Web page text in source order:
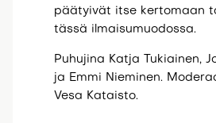
päätyivät itse kertomaan
tässä ilmaisumuodossa.
Puhujina Katja Tukiainen,
ja Emmi Nieminen.
Vesa Kataisto.